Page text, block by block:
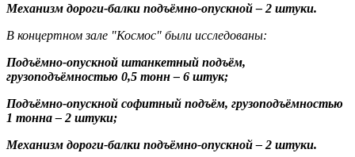
Механизм дороги-балки подъёмно-опускной – 2 штуки.
В концертном зале "Космос" были исследованы:
Подъёмно-опускной штанкетный подъём,
грузоподъёмностью 0,5 тонн – 6 штук;
Подъёмно-опускной софитный подъём, грузоподъёмностью
1 тонна – 2 штуки;
Механизм дороги-балки подъёмно-опускной – 2 штуки.